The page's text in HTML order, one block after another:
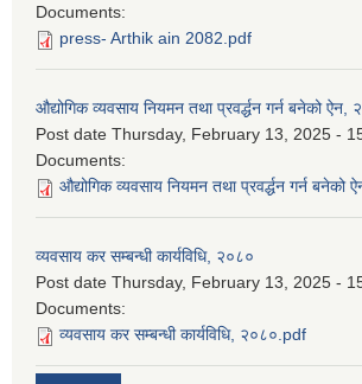
Documents:
press- Arthik ain 2082.pdf
औद्योगिक व्यवसाय नियमन तथा प्रवर्द्धन गर्न बनेको ऐन,
Post date Thursday, February 13, 2025 -
Documents:
औद्योगिक व्यवसाय नियमन तथा प्रवर्द्धन गर्न
व्यवसाय कर सम्बन्धी कार्यविधि, २०८०
Post date Thursday, February 13, 2025 -
Documents:
व्यवसाय कर सम्बन्धी कार्यविधि, २०८०.pdf